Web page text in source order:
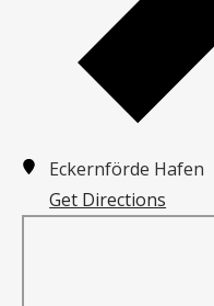
Eckernförde Hafen
Get Directions